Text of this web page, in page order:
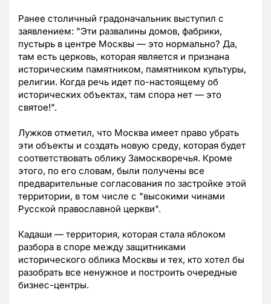
Ранее столичный градоначальник выступил с
заявлением: "Эти развалины домов, фабрики,
пустырь в центре Москвы — это нормально? Да,
там есть церковь, которая является и признана
историческим памятником, памятником культуры,
религии. Когда речь идет по-настоящему об
исторических объектах, там спора нет — это
святое!".
Лужков отметил, что Москва имеет право убрать
эти объекты и создать новую среду, которая будет
соответствовать облику Замоскворечья. Кроме
этого, по его словам, были получены все
предварительные согласования по застройке этой
территории, в том числе с "высокими чинами
Русской православной церкви".
Кадаши — территория, которая стала яблоком
разбора в споре между защитниками
исторического облика Москвы и тех, кто хотел бы
разобрать все ненужное и построить очередные
бизнес-центры.